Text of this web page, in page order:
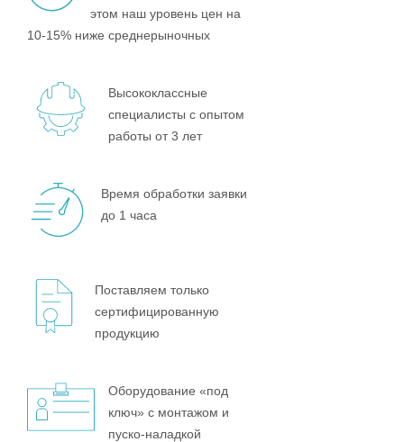
этом наш уровень цен на
10-15% ниже среднерыночных
Высококлассные
специалисты с опытом
работы от 3 лет
Время обработки заявки
до 1 часа
Поставляем только
сертифицированную
продукцию
Оборудование «под
ключ» с монтажом и
пуско-наладкой